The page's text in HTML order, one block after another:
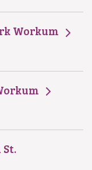
Workum